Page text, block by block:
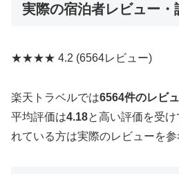
実際の宿泊者レビュー・
★★★★ 4.2 (6564レビュー)
楽天トラベルでは6564件のレビ
平均評価は4.18と高い評価を受
れている方は実際のレビューを参